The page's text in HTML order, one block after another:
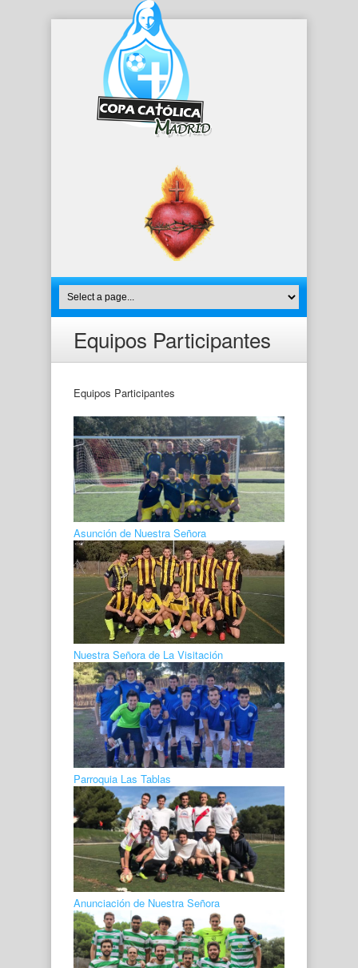
Equipos Participantes
Equipos Participantes
Asunción de Nuestra Señora
Nuestra Señora de La Visitación
Parroquia Las Tablas
Anunciación de Nuestra Señora